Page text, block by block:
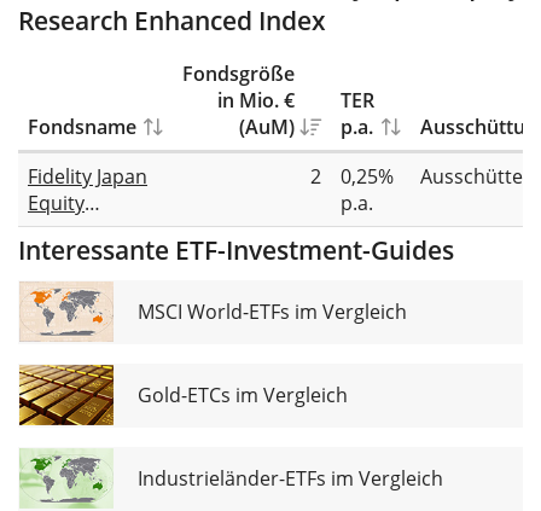
Research Enhanced Index
Fondsname
Fondsgröße
in Mio. €
(AuM)
TER
p.a.
Fidelity Japan
Equity
Research
Enhanced
UCITS ETF INC-
JPY
2
0,25%
p.a.
Interessante ETF-Investment-Guides
MSCI World-ETFs im Vergleich
Gold-ETCs im Vergleich
Industrieländer-ETFs im Vergleich